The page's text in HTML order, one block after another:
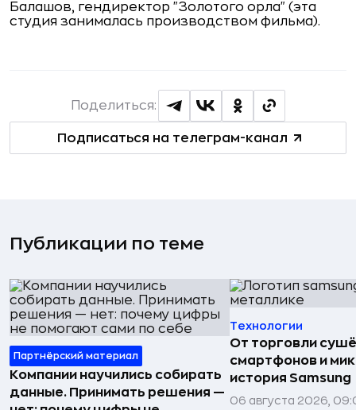
Балашов, гендиректор "Золотого орла" (эта
студия занималась производством фильма).
Подписаться на телеграм-канал
Поделиться:
Публикации по теме
Партнёрский материал
Компании научились собирать
данные. Принимать решения —
Технологии
От торговли
смартфонов и
история Samsung
06 августа 2026,